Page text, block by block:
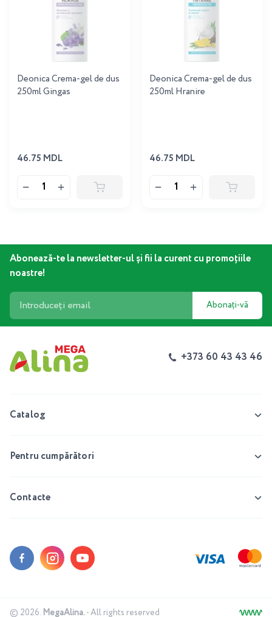
Deonica Crema-gel de dus
250ml Gingas
46.75 MDL
Deonica Crema-gel de dus
250ml Hranire
46.75 MDL
Abonează-te la newsletter-ul și fii la curent cu promoțiile
noastre!
Abonați-vă
+373 60 43 43 46
Catalog
Pentru cumpărători
Contacte
© 2026. MegaAlina.- All rights reserved